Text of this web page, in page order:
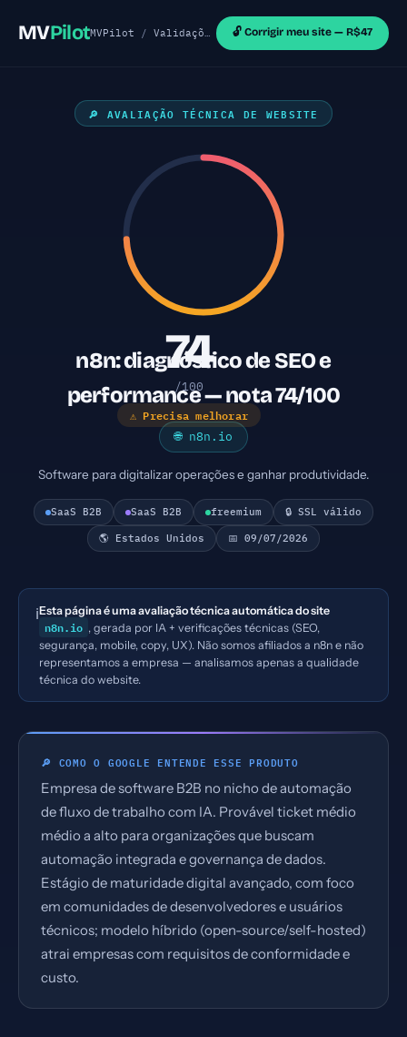
MVPilotMVPilot /Validações de MVP /Sites React/ n8n -
🔓 Corrigir meu site — R$47
🔎 AVALIAÇÃO TÉCNICA DE WEBSITE
74
/100
⚠ Precisa melhorar
n8n: diagnóstico de SEO e
performance — nota 74/100
🌐 n8n.io
Software para digitalizar operações e ganhar produtividade.
SaaS B2B SaaS B2B freemium 🔒 SSL válido
🌎 Estados Unidos 📅 09/07/2026
ℹ️Esta página é uma avaliação técnica automática do site
n8n.io , gerada por IA + verificações técnicas (SEO,
segurança, mobile, copy, UX). Não somos afiliados a n8n e não
representamos a empresa — analisamos apenas a qualidade
técnica do website.
🔎 COMO O GOOGLE ENTENDE ESSE PRODUTO
Empresa de software B2B no nicho de automação
de fluxo de trabalho com IA. Provável ticket médio
médio a alto para organizações que buscam
automação integrada e governança de dados.
Estágio de maturidade digital avançado, com foco
em comunidades de desenvolvedores e usuários
técnicos; modelo híbrido (open-source/self-hosted)
atrai empresas com requisitos de conformidade e
custo.